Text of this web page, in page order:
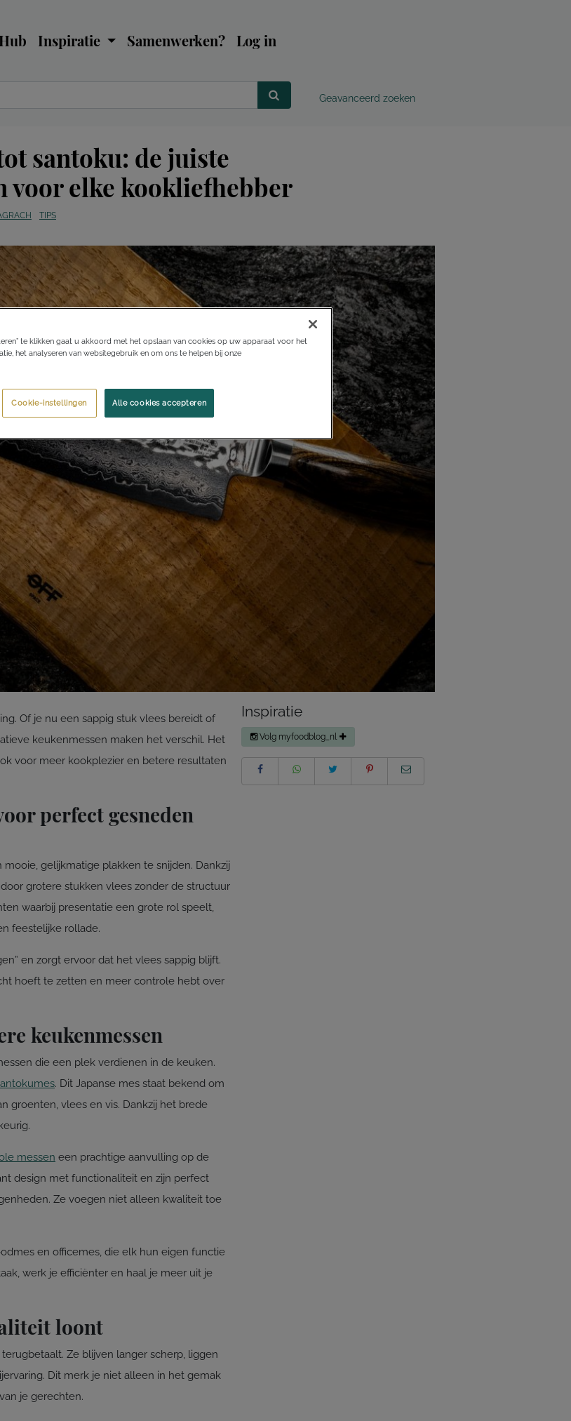
Hub Inspiratie Samenwerken? Log in
Geavanceerd zoeken
santoku: de juiste
voor elke kookliefhebber
TIPS
Of je nu een sappig stuk vlees bereidt of
keukenmessen maken het verschil. Het
voor meer kookplezier en betere resultaten
perfect gesneden
gelijkmatige plakken te snijden. Dankzij
grotere stukken vlees zonder de structuur
waarbij presentatie een grote rol speelt,
feestelijke rollade.
en zorgt ervoor dat het vlees sappig blijft.
hoeft te zetten en meer controle hebt over
keukenmessen
die een plek verdienen in de keuken.
. Dit Japanse mes staat bekend om
groenten, vlees en vis. Dankzij het brede
messen een prachtige aanvulling op de
design met functionaliteit en zijn perfect
Ze voegen niet alleen kwaliteit toe
en officemes, die elk hun eigen functie
werk je efficiënter en haal je meer uit je
loont
Ze blijven langer scherp, liggen
Dit merk je niet alleen in het gemak
je gerechten.
Inspiratie
Volg myfoodblog_nl
te klikken gaat u akkoord met het opslaan van cookies op uw apparaat voor het
het analyseren van websitegebruik en om ons te helpen bij onze
Alle cookies accepteren
Cookie-instellingen